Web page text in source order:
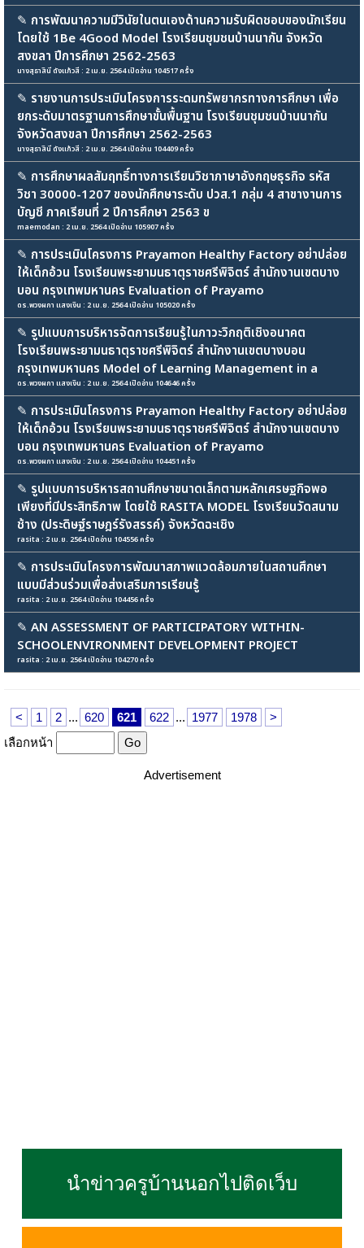
✎ การพัฒนาความมีวินัยในตนเองด้านความรับผิดชอบของนักเรียน
โดยใช้ 1Be 4Good Model โรงเรียนชุมชนบ้านนากัน จังหวัด
สงขลา ปีการศึกษา 2562-2563
นางสุธาสินี ดังแก้วสี : 2 เม.ย. 2564 เปิดอ่าน 104517 ครั้ง
✎ รายงานการประเมินโครงการระดมทรัพยากรทางการศึกษา เพื่อ
ยกระดับมาตรฐานการศึกษาขั้นพื้นฐาน โรงเรียนชุมชนบ้านนากัน
จังหวัดสงขลา ปีการศึกษา 2562-2563
นางสุธาสินี ดังแก้วสี : 2 เม.ย. 2564 เปิดอ่าน 104409 ครั้ง
✎ การศึกษาผลสัมฤทธิ์ทางการเรียนวิชาภาษาอังกฤษธุรกิจ รหัส
วิชา 30000-1207 ของนักศึกษาระดับ ปวส.1 กลุ่ม 4 สาขางานการ
บัญชี ภาคเรียนที่ 2 ปีการศึกษา 2563 ข
maemodan : 2 เม.ย. 2564 เปิดอ่าน 105907 ครั้ง
✎ การประเมินโครงการ Prayamon Healthy Factory อย่าปล่อย
ให้เด็กอ้วน โรงเรียนพระยามนธาตุราชศรีพิจิตร์ สำนักงานเขตบาง
บอน กรุงเทพมหานคร Evaluation of Prayamo
ดร.พวงผกา แสงเงิน : 2 เม.ย. 2564 เปิดอ่าน 105020 ครั้ง
✎ รูปแบบการบริหารจัดการเรียนรู้ในภาวะวิกฤติเชิงอนาคต
โรงเรียนพระยามนธาตุราชศรีพิจิตร์ สำนักงานเขตบางบอน
กรุงเทพมหานคร Model of Learning Management in a
ดร.พวงผกา แสงเงิน : 2 เม.ย. 2564 เปิดอ่าน 104646 ครั้ง
✎ การประเมินโครงการ Prayamon Healthy Factory อย่าปล่อย
ให้เด็กอ้วน โรงเรียนพระยามนธาตุราชศรีพิจิตร์ สำนักงานเขตบาง
บอน กรุงเทพมหานคร Evaluation of Prayamo
ดร.พวงผกา แสงเงิน : 2 เม.ย. 2564 เปิดอ่าน 104451 ครั้ง
✎ รูปแบบการบริหารสถานศึกษาขนาดเล็กตามหลักเศรษฐกิจพอ
เพียงที่มีประสิทธิภาพ โดยใช้ RASITA MODEL โรงเรียนวัดสนาม
ช้าง (ประดิษฐ์ราษฎร์รังสรรค์) จังหวัดฉะเชิง
rasita : 2 เม.ย. 2564 เปิดอ่าน 104556 ครั้ง
✎ การประเมินโครงการพัฒนาสภาพแวดล้อมภายในสถานศึกษา
แบบมีส่วนร่วมเพื่อส่งเสริมการเรียนรู้
rasita : 2 เม.ย. 2564 เปิดอ่าน 104456 ครั้ง
✎ AN ASSESSMENT OF PARTICIPATORY WITHIN-
SCHOOLENVIRONMENT DEVELOPMENT PROJECT
rasita : 2 เม.ย. 2564 เปิดอ่าน 104270 ครั้ง
< 1 2 ... 620 621 622 ... 1977 1978
>
เลือกหน้า
Advertisement
นำข่าวครูบ้านนอกไปติดเว็บ